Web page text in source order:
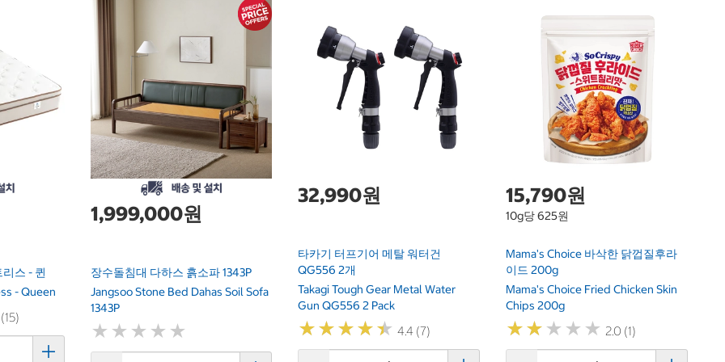
스 - 퀸
- Queen
1,999,000원
장수돌침대 다하스 흙소파 1343P
Jangsoo Stone Bed Dahas Soil Sofa
1343P
★ ★ ★ ★ ★
★ ★ ★ ★ ★
32,990원
타카기 터프기어 메탈 워터건
QG556 2개
Takagi Tough Gear Metal Water
Gun QG556 2 Pack
★★★★★
★★★★★ 4.4 (7)
15,790원
10g당 625원
Mama's Choice 바삭한 닭껍질후라
이드 200g
Mama's Choice Fried Chicken Skin
Chips 200g
★★ ★ ★ ★
★★ ★ ★ ★ 2.0 (1)